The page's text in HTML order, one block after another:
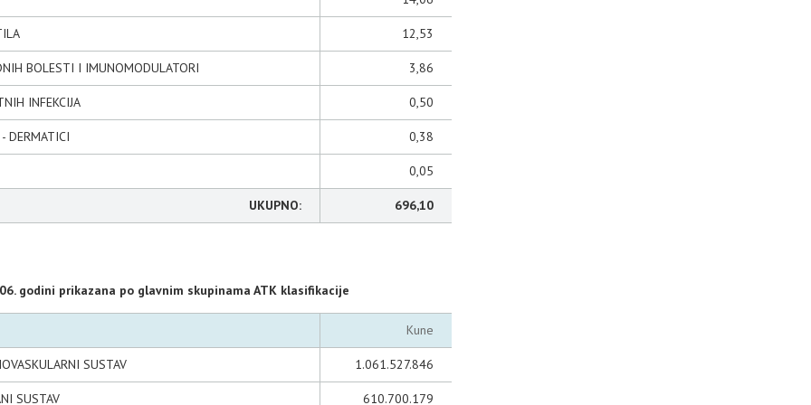
12,53
BOLESTI I IMUNOMODULATORI 3,86
INFEKCIJA 0,50
DERMATICI 0,38
0,05
UKUPNO: 696,10
godini prikazana po glavnim skupinama ATK klasifikacije
Kune
SUSTAV 1.061.527.846
SUSTAV 610.700.179